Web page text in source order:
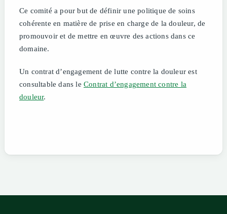
Ce comité a pour but de définir une politique de soins
cohérente en matière de prise en charge de la douleur, de
promouvoir et de mettre en œuvre des actions dans ce
domaine.
Un contrat d’engagement de lutte contre la douleur est
consultable dans le Contrat d’engagement contre la
douleur.